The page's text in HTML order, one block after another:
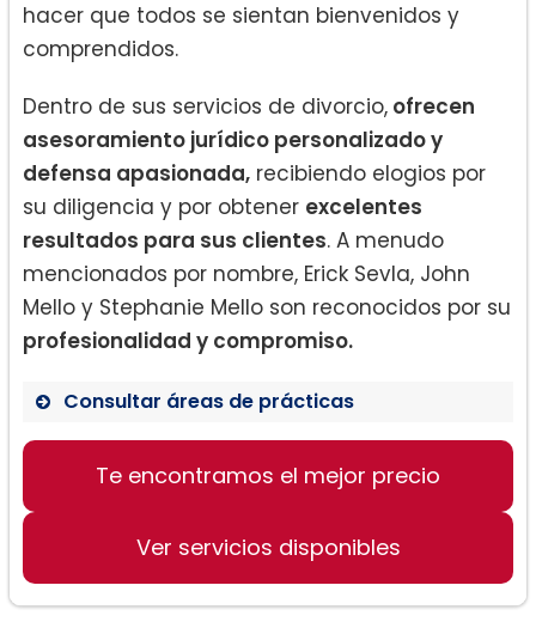
hacer que todos se sientan bienvenidos y
comprendidos.
Dentro de sus servicios de divorcio, ofrecen
asesoramiento jurídico personalizado y
defensa apasionada, recibiendo elogios por
su diligencia y por obtener excelentes
resultados para sus clientes. A menudo
mencionados por nombre, Erick Sevla, John
Mello y Stephanie Mello son reconocidos por su
profesionalidad y compromiso.
Consultar áreas de prácticas
Derecho de divorcio
Accidentes
Te encontramos el mejor precio
Ver servicios disponibles